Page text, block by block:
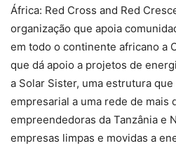
África: Red Cross and Red
organização que apoia
em todo o continente africano a
que dá apoio a projetos de
a Solar Sister, uma estrutura
empresarial a uma rede de mais
empreendedoras da Tanzânia e
empresas limpas e movidas a